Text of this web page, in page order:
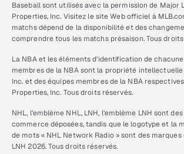
Baseball sont utilisés avec la permission de Major
Properties, Inc. Visitez le site Web officiel à
matchs dépend de la disponibilité et des
comprendre tous les matchs présaison. Tous
La NBA et les éléments d’identification de
membres de la NBA sont la propriété intellectuelle
Inc. et des équipes membres de la NBA
Properties, Inc. Tous droits réservés.
NHL, l’emblème NHL, LNH, l’emblème LNH sont
commerce déposées, tandis que le logotype et la
de mots « NHL Network Radio » sont des
LNH 2026. Tous droits réservés.